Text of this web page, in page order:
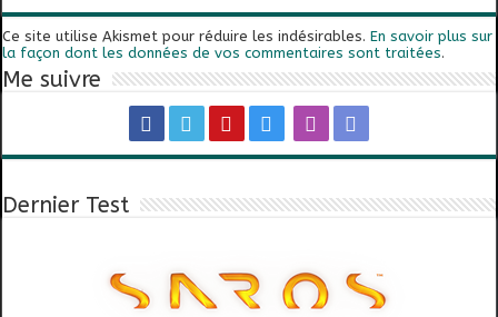
Ce site utilise Akismet pour réduire les indésirables.En savoir plus sur
la façon dont les données de vos commentaires sont traitées.
Me suivre
Dernier Test